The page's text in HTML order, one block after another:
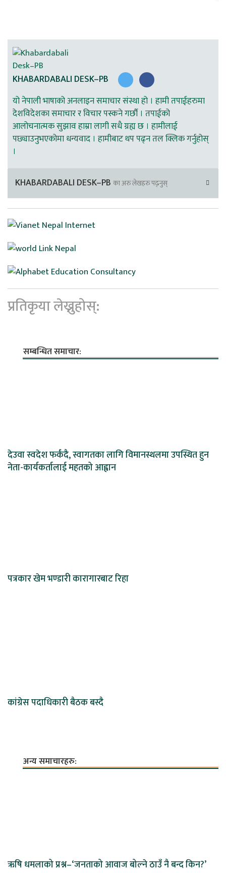
KHABARDABALI DESK–PB
यो नेपाली भाषाको अनलाइन समाचार संस्था हो । हामी तपाईहरुमा
देशविदेशका समाचार र विचार पस्कने गर्छौ । तपाईको
आलोचनात्मक सुझाव हाम्रा लागी सधै ग्रह्य छ । हामीलाई
पछ्याउनुभएकोमा धन्यवाद । हामीबाट थप पढ्न तल क्लिक गर्नुहोस्
।
KHABARDABALI DESK–PB का अरु लेखहरु पढ्नुस्
प्रतिकृया लेख्नुहोस्:
सम्बन्धित समाचार:
देउवा स्वदेश फर्कंदै, स्वागतका लागि विमानस्थलमा उपस्थित हुन
नेता-कार्यकर्तालाई महतको आह्वान
पत्रकार खेम भण्डारी कारागारबाट रिहा
कांग्रेस पदाधिकारी बैठक बस्दै
अन्य समाचारहरु:
ऋषि धमलाको प्रश्न–‘जनताको आवाज बोल्ने ठाउँ नै बन्द किन?’